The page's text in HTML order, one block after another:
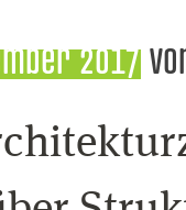
2017